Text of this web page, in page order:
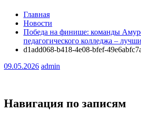
Главная
Новости
Победа на финише: команды
педагогического колледжа –
d1add068-b418-4e08-bfef-
09.05.2026 admin
Навигация по записям